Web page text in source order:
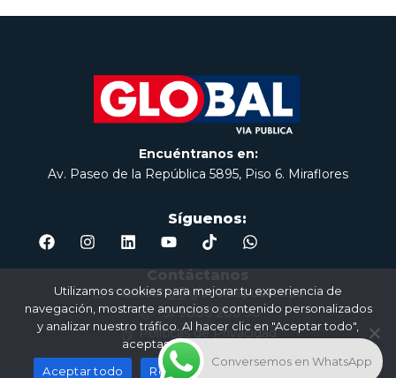
Encuéntranos en:
Av. Paseo de la República 5895, Piso 6. Miraflores
Síguenos:
marketing@globalviapublica.pe
+51 9800 200 30
Politícas de Privacidad
Conversemos en WhatsApp
Utilizamos cookies para mejorar tu experiencia de
navegación, mostrarte anuncios o contenido personalizados
y analizar nuestro tráfico. Al hacer clic en "Aceptar todo",
aceptas el uso de cookies.
Aceptar todo
Rechazar Política de privacidad